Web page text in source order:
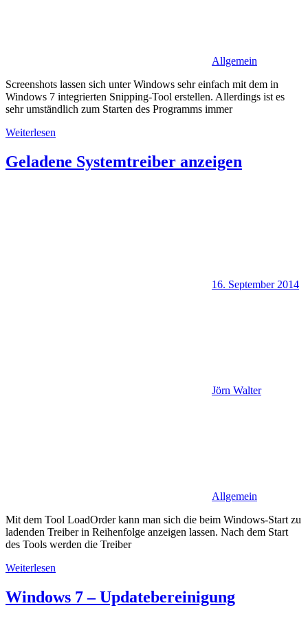
Allgemein
Screenshots lassen sich unter Windows sehr einfach mit dem in
Windows 7 integrierten Snipping-Tool erstellen. Allerdings ist es
sehr umständlich zum Starten des Programms immer
Weiterlesen
Geladene Systemtreiber anzeigen
16. September 2014
Jörn Walter
Allgemein
Mit dem Tool LoadOrder kann man sich die beim Windows-Start zu
ladenden Treiber in Reihenfolge anzeigen lassen. Nach dem Start
des Tools werden die Treiber
Weiterlesen
Windows 7 – Updatebereinigung